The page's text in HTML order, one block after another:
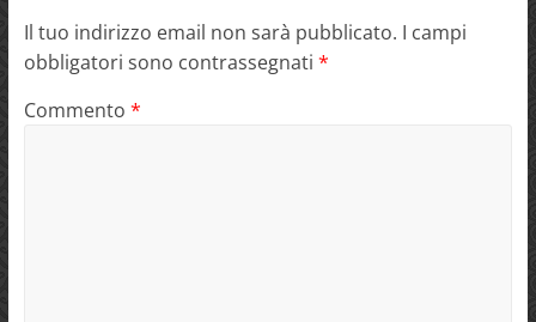
Il tuo indirizzo email non sarà pubblicato. I campi
obbligatori sono contrassegnati *
Commento *